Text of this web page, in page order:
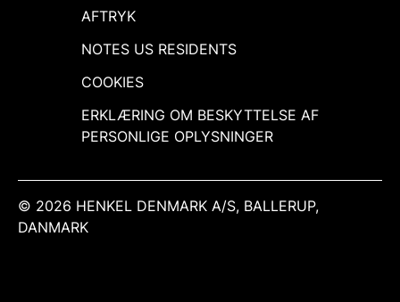
AFTRYK
NOTES US RESIDENTS
COOKIES
ERKLÆRING OM BESKYTTELSE AF
PERSONLIGE OPLYSNINGER
© 2026 HENKEL DENMARK A/S, BALLERUP,
DANMARK